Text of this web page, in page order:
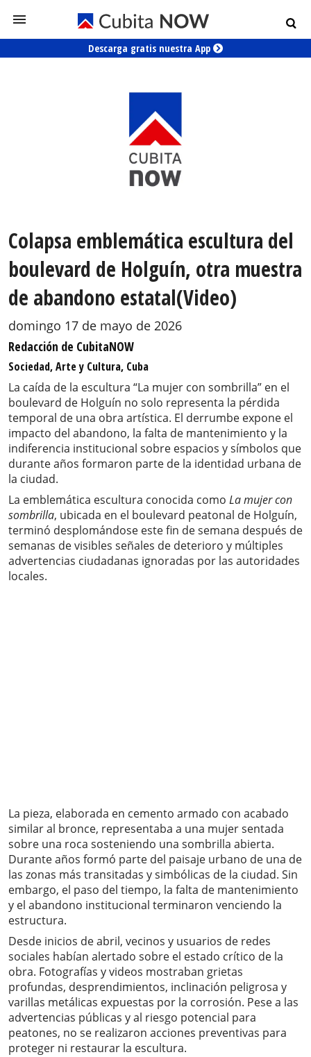
Descarga gratis nuestra App
Colapsa emblemática escultura del
boulevard de Holguín, otra muestra
de abandono estatal(Video)
domingo 17 de mayo de 2026
Redacción de CubitaNOW
Sociedad, Arte y Cultura, Cuba
La caída de la escultura “La mujer con sombrilla” en el
boulevard de Holguín no solo representa la pérdida
temporal de una obra artística. El derrumbe expone el
impacto del abandono, la falta de mantenimiento y la
indiferencia institucional sobre espacios y símbolos que
durante años formaron parte de la identidad urbana de
la ciudad.
La emblemática escultura conocida como La mujer con
sombrilla, ubicada en el boulevard peatonal de Holguín,
terminó desplomándose este fin de semana después de
semanas de visibles señales de deterioro y múltiples
advertencias ciudadanas ignoradas por las autoridades
locales.
La pieza, elaborada en cemento armado con acabado
similar al bronce, representaba a una mujer sentada
sobre una roca sosteniendo una sombrilla abierta.
Durante años formó parte del paisaje urbano de una de
las zonas más transitadas y simbólicas de la ciudad. Sin
embargo, el paso del tiempo, la falta de mantenimiento
y el abandono institucional terminaron venciendo la
estructura.
Desde inicios de abril, vecinos y usuarios de redes
sociales habían alertado sobre el estado crítico de la
obra. Fotografías y videos mostraban grietas
profundas, desprendimientos, inclinación peligrosa y
varillas metálicas expuestas por la corrosión. Pese a las
advertencias públicas y al riesgo potencial para
peatones, no se realizaron acciones preventivas para
proteger ni restaurar la escultura.